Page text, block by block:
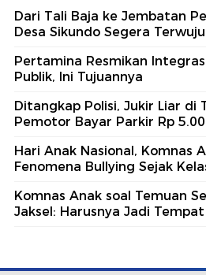
Dari Tali Baja ke Jembatan
Desa Sikundo Segera
Pertamina Resmikan
Publik, Ini Tujuannya
Ditangkap Polisi, Jukir Liar di
Pemotor Bayar Parkir Rp
Hari Anak Nasional, Komnas
Fenomena Bullying Sejak
Komnas Anak soal Temuan
Jaksel: Harusnya Jadi